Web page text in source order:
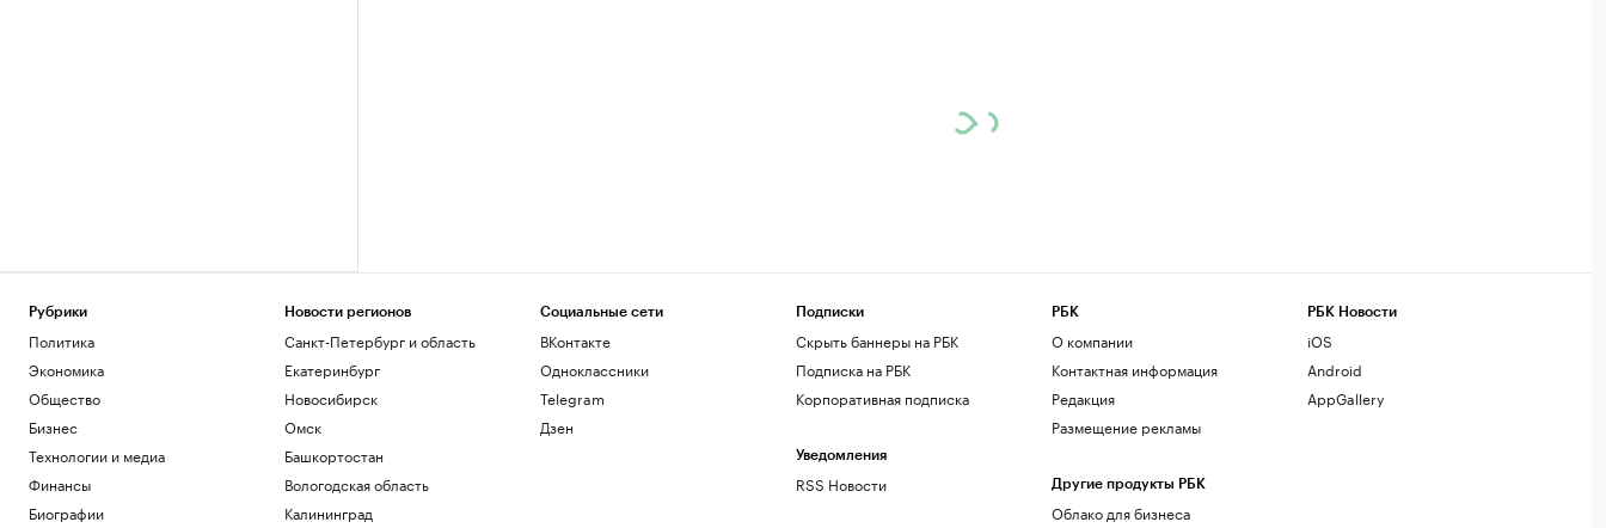
Рубрики
Политика
Экономика
Общество
Бизнес
Технологии и медиа
Финансы
Биографии
Новости регионов
Санкт-Петербург и область
Екатеринбург
Новосибирск
Омск
Башкортостан
Вологодская область
Калининград
Социальные сети
ВКонтакте
Одноклассники
Telegram
Дзен
Подписки
Скрыть баннеры на РБК
Подписка на РБК
Корпоративная подписка
Уведомления
RSS Новости
РБК
О компании
Контактная информация
Редакция
Размещение рекламы
Другие продукты РБК
Облако для бизнеса
РБК Новости
iOS
Android
AppGallery